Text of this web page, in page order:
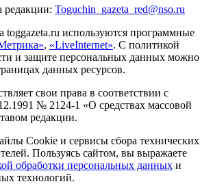
редакции: Toguchin gazeta red@nso.ru
toggazeta.ru используются программные
, «LiveInternet». С политикой
и защите персональных данных можно
данных ресурсов.
свои права в соответствии с
№ 2124-1 «О средствах массовой
редакции.
Cookie и сервисы сбора технических
Пользуясь сайтом, вы выражаете
обработки персональных данных и
технологий.